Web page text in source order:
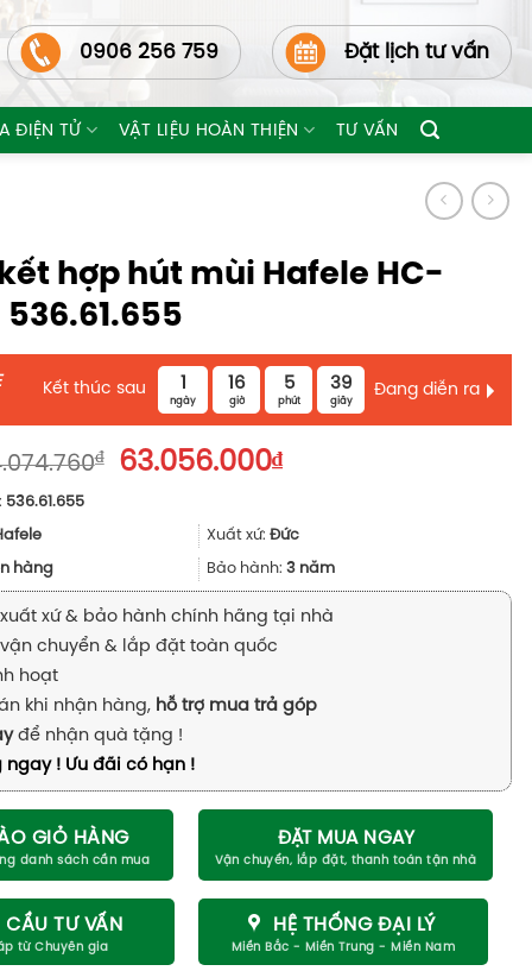
0906 256 759 Đặt lịch tư vấn
ĐIỆN TỬ VẬT LIỆU HOÀN THIỆN TƯ VẤN
hợp hút mùi Hafele HC-
536.61.655
Kết thúc sau 1
ngày
16
giờ
5
phút
37
giây
Đang diễn ra
₫
Giá
84.074.760₫.
63.056.000₫Giá
là:
63.056.000₫.
536.61.655
Xuất xứ: Đức
hàng Bảo hành: 3 năm
xứ & bảo hành chính hãng tại nhà
chuyển & lắp đặt toàn quốc
hoạt
khi nhận hàng, hỗ trợ mua trả góp
để nhận quà tặng !
! Ưu đãi có hạn !
GIỎ HÀNG ĐẶT MUA NGAY
CẦU TƯ VẤN HỆ THỐNG ĐẠI LÝ